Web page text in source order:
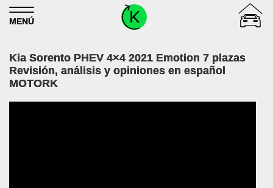
Skip to content
MENÚ
Kia Sorento PHEV 4×4 2021 Emotion 7 plazas
Revisión, análisis y opiniones en español
MOTORK